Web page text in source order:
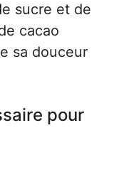
sucre et de
cacao
sa douceur
pour